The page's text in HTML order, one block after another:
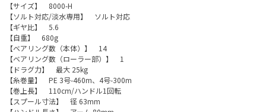
【サイズ】 8000-H
【ソルト対応/淡水専用】 ソルト対応
【ギヤ比】 5.6
【自重】 680g
【ベアリング数（本体）】 14
【ベアリング数（ローラー部）】 1
【ドラグ力】 最大 25kg
【糸巻量】 PE 3号-460m、4号-300m
【巻上長】 110cm/ハンドル1回転
【スプール寸法】 径 63mm